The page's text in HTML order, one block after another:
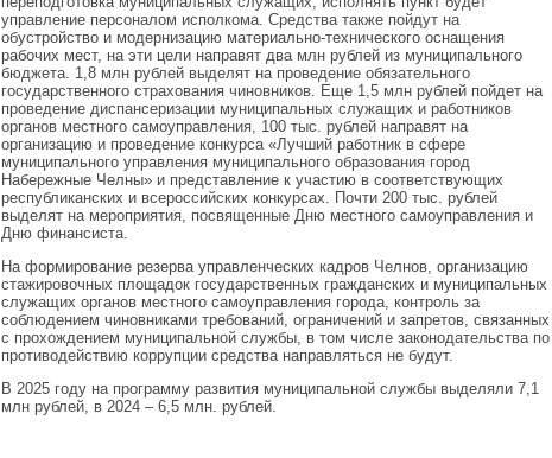
управление персоналом исполкома. Средства также пойдут на
обустройство и модернизацию материально-технического оснащения
рабочих мест, на эти цели направят два млн рублей из муниципального
бюджета. 1,8 млн рублей выделят на проведение обязательного
государственного страхования чиновников. Еще 1,5 млн рублей пойдет на
проведение диспансеризации муниципальных служащих и работников
органов местного самоуправления, 100 тыс. рублей направят на
организацию и проведение конкурса «Лучший работник в сфере
муниципального управления муниципального образования город
Набережные Челны» и представление к участию в соответствующих
республиканских и всероссийских конкурсах. Почти 200 тыс. рублей
выделят на мероприятия, посвященные Дню местного самоуправления и
Дню финансиста.
На формирование резерва управленческих кадров Челнов, организацию
стажировочных площадок государственных гражданских и муниципальных
служащих органов местного самоуправления города, контроль за
соблюдением чиновниками требований, ограничений и запретов, связанных
с прохождением муниципальной службы, в том числе законодательства по
противодействию коррупции средства направляться не будут.
В 2025 году на программу развития муниципальной службы выделяли 7,1
млн рублей, в 2024 – 6,5 млн. рублей.